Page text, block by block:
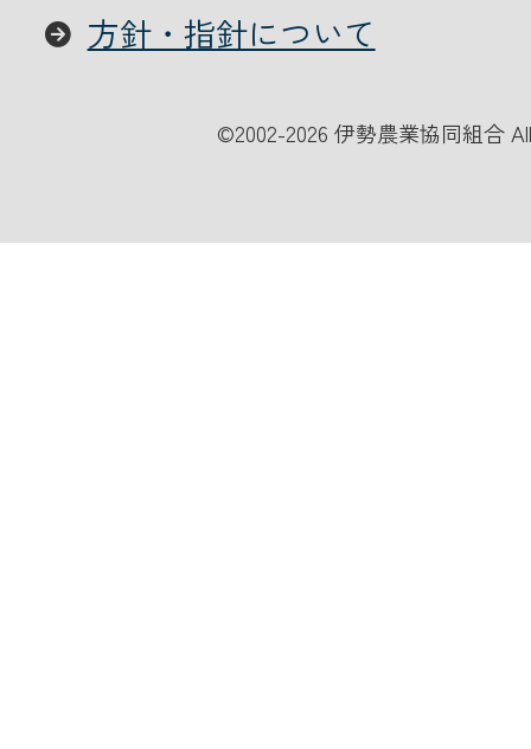
方針・指針について
©2002-2026 伊勢農業協同組合